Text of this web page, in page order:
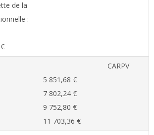
de la
:
5 851,68 €
7 802,24 €
9 752,80 €
11 703,36 €
CARPV